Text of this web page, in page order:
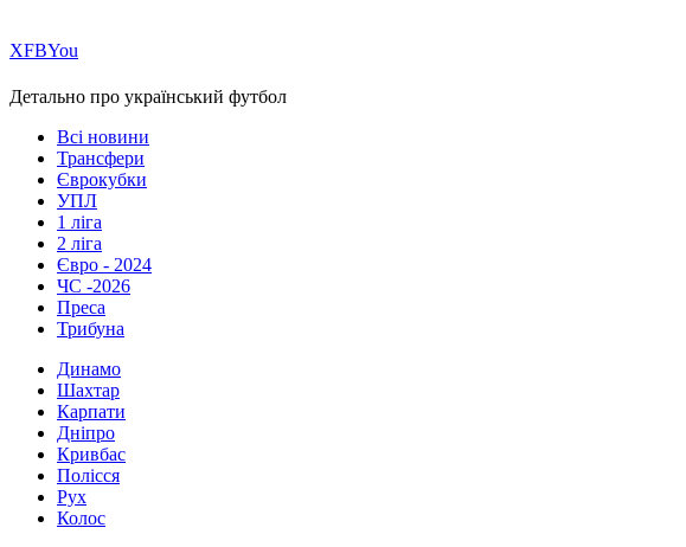
ХFBYou
Детально про український футбол
Всі новини
Трансфери
Єврокубки
УПЛ
1 ліга
2 ліга
Євро - 2024
ЧС -2026
Преса
Трибуна
Динамо
Шахтар
Карпати
Дніпро
Кривбас
Полісся
Рух
Колос